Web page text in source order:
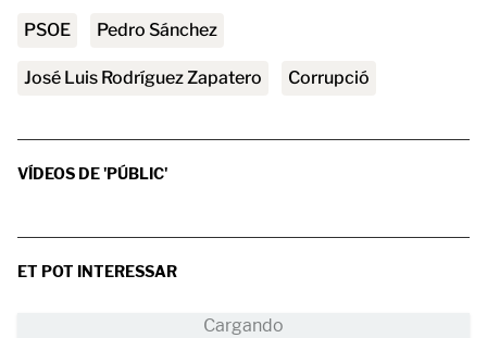
PSOE Pedro Sánchez
José Luis Rodríguez Zapatero corrupció
VÍDEOS DE 'PÚBLIC'
ET POT INTERESSAR